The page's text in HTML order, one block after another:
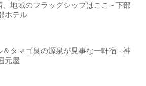
、地域のフラッグシップはここ - 下部
ホテル
＆タマゴ臭の源泉が見事な一軒宿 - 神
元屋